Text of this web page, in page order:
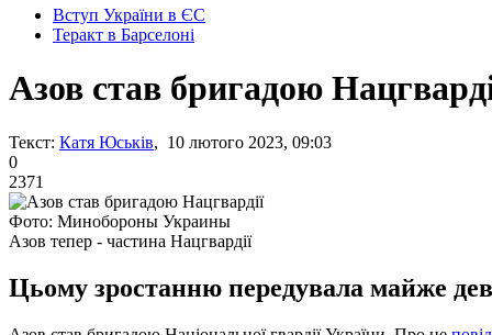
Вступ України в ЄС
Теракт в Барселоні
Азов став бригадою
Текст: Катя Юськів, 10 лютого 2023, 09:03
0
2371
Фото: Минобороны Украины
Азов тепер - частина Нацгвардії
Цьому зростанню передувала майже